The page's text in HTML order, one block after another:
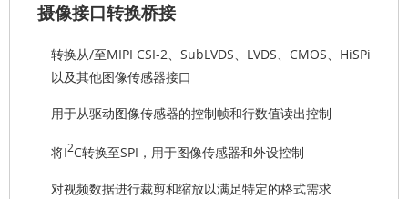
摄像接口转换桥接
转换从/至MIPI CSI-2、SubLVDS、LVDS、CMOS、HiSPi
以及其他图像传感器接口
用于从驱动图像传感器的控制帧和行数值读出控制
将I2C转换至SPI，用于图像传感器和外设控制
对视频数据进行裁剪和缩放以满足特定的格式需求